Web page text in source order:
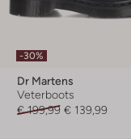
-30%
Dr Martens
Veterboots
€ 199,99 € 139,99